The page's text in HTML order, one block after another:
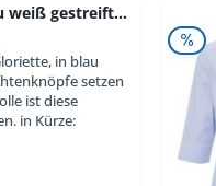
weiß gestreift...
in blau
setzen
ist diese
in Kürze:
gestreift,...